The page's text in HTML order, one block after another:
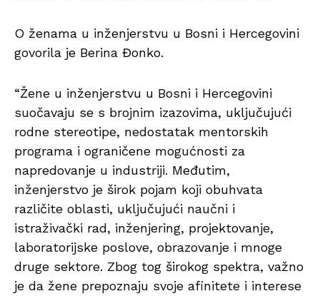
O ženama u inženjerstvu u Bosni i Hercegovini
govorila je Berina Đonko.
“Žene u inženjerstvu u Bosni i Hercegovini
suočavaju se s brojnim izazovima, uključujući
rodne stereotipe, nedostatak mentorskih
programa i ograničene mogućnosti za
napredovanje u industriji. Međutim,
inženjerstvo je širok pojam koji obuhvata
različite oblasti, uključujući naučni i
istraživački rad, inženjering, projektovanje,
laboratorijske poslove, obrazovanje i mnoge
druge sektore. Zbog tog širokog spektra, važno
je da žene prepoznaju svoje afinitete i interese